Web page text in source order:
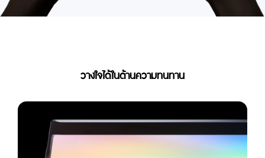
วางใจได้ในด้านความทนทาน